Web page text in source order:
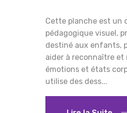
Cette planche est un
pédagogique visuel,
destiné aux enfants,
aider à reconnaître et
émotions et états
utilise des dess...